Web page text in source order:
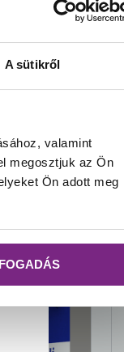
A sütikről
valamint
megosztjuk az Ön
Ön adott meg
és